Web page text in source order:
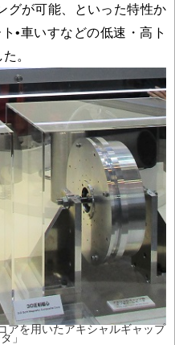
グが可能、といった特性か
•車いすなどの低速・高ト
。
アを用いたアキシャルギャップ
」